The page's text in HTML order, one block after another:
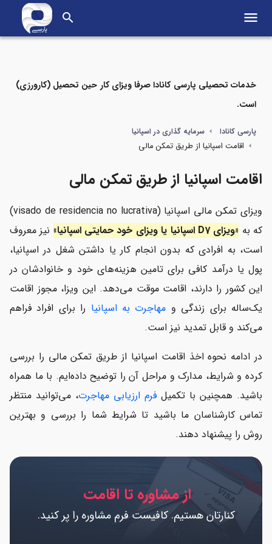
search menu
مواردی که در این مطلب می‌خوانید
است؟
شرایط دریافت ویزای تمکن مالی اسپانیا چیست؟
برای دریافت ویزای تمکن مالی اسپانیا به چه مدارکی نیاز است؟
مراحل دریافت اقامت اسپانیا از طریق تمکن مالی
هزینه ویزای تمکن مالی اسپانیا
مدت زمان دریافت ویزای تمکن مالی اسپانیا
مزایای اقامت اسپانیا از طریق تمکن مالی
تمدید ویزای تمکن مالی اسپانیا
شرایط اخذ ویزای همراه در تمکن مالی اسپانیا
مهاجرت به اسپانیا از طریق تمکن مالی
سوالات متداول
خدمات تحصیلی پارسی کانادا صرفا ویزای کار حین تحصیل (کارورزی)
است.
پارسی کانادا سرمایه گذاری در اسپانیا
اقامت اسپانیا از طریق تمکن مالی
اقامت اسپانیا از طریق تمکن مالی
ویزای تمکن مالی اسپانیا (visado de residencia no lucrativa)
که به «ویزای D7 اسپانیا یا ویزای خود حمایتی اسپانیا»
نیز معروف
است، به افرادی که بدون انجام کار یا داشتن شغل در اسپانیا،
پول یا درآمد کافی برای تامین هزینه‌های خود و خانوادشان در
این کشور را دارند، اقامت موقت می‌دهد. این ویزا، مجوز اقامت
یک‌ساله برای زندگی و مهاجرت به اسپانیا را برای افراد فراهم
می‌کند و قابل تمدید نیز است.
در ادامه نحوه اخذ اقامت اسپانیا از طریق تمکن مالی را بررسی
کرده و شرایط، مدارک و مراحل آن را توضیح داده‌ایم. با ما همراه
باشید. همچنین با تکمیل فرم ارزیابی مهاجرت، می‌توانید منتظر
تماس کارشناسان ما باشید تا شرایط شما را بررسی و بهترین
روش را پیشنهاد دهند.
از مشاوره تا اقامت
کنارتان هستیم. کافیست فرم مشاوره را پر کنید.